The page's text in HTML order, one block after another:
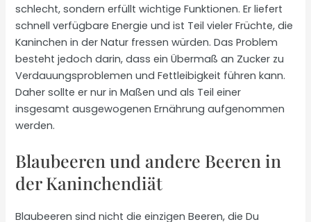
schlecht, sondern erfüllt wichtige Funktionen. Er liefert
schnell verfügbare Energie und ist Teil vieler Früchte, die
Kaninchen in der Natur fressen würden. Das Problem
besteht jedoch darin, dass ein Übermaß an Zucker zu
Verdauungsproblemen und Fettleibigkeit führen kann.
Daher sollte er nur in Maßen und als Teil einer
insgesamt ausgewogenen Ernährung aufgenommen
werden.
Blaubeeren und andere Beeren in
der Kaninchendiät
Blaubeeren sind nicht die einzigen Beeren, die Du